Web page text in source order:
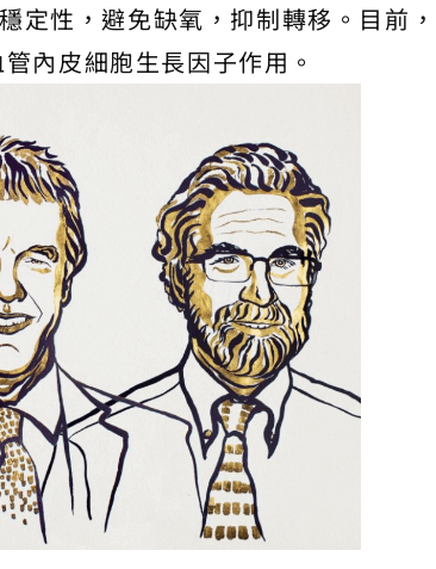
定性，避免缺氧，抑制轉移。目前
內皮細胞生長因子作用。